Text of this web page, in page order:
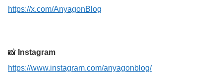
https://x.com/AnyagonBlog
📸 Instagram
https://www.instagram.com/anyagonblog/